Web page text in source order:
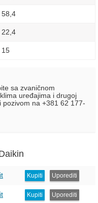
58,4
22,4
15
sa zvaničnom
uređajima i drugoj
pozivom na +381 62 177-
Kupiti Uporediti
Kupiti Uporediti